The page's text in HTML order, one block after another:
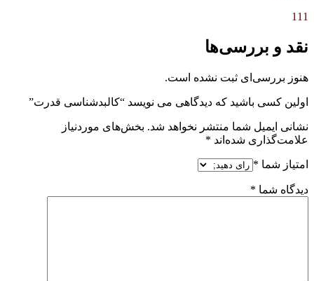
111
نقد و بررسی‌ها
هنوز بررسی‌ای ثبت نشده است.
اولین کسی باشید که دیدگاهی می نویسد “کالبدشناسی قدرت”
نشانی ایمیل شما منتشر نخواهد شد. بخش‌های موردنیاز
علامت‌گذاری شده‌اند *
امتیاز شما *
دیدگاه شما *